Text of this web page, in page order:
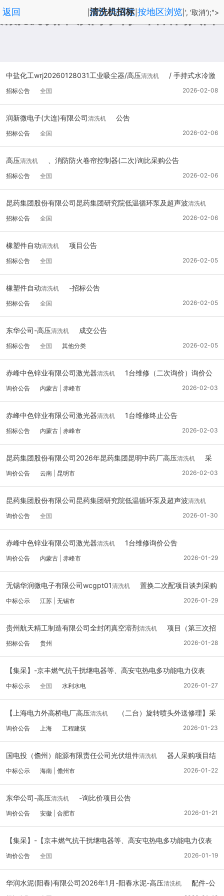
清洗机项目-澳门永利皇宫官网入口
返回 清洗机招标
|按分类浏览 按地区浏览 |', '取消');">
中盐化工wrj20260128031工业吸尘器/高压清洗机
/ 手持式水冷激
光清洗除锈机中选结果公告
2026-02-08
招标公告 全国
润新微电子(大连)有限公司清洗机 公告
2026-02-06
招标公告 全国
高压清洗机 、消防防火卷帘控制器(二次)询比采购公告
2026-02-06
招标公告 全国
昆药集团股份有限公司昆药集团研究院低温循环泵及超声波清洗机
维修变更公告 2026-02-06
招标公告 全国
橡塑件自动清洗机 项目公告
2026-02-05
招标公告 全国
橡塑件自动清洗机 -招标公告
2026-02-05
招标公告 全国
东华公司-高压清洗机 成交公告
2026-02-05
招标公告 全国 其他分类
赤峰中色锌业有限公司激光器清洗机
1台维修（二次询价）询价公
告
2026-02-03
询价公告 内蒙古 赤峰市
赤峰中色锌业有限公司激光器清洗机 1台维修终止公告
2026-02-03
招标公告 内蒙古 赤峰市
昆药集团股份有限公司2026年昆药集团昆明中药厂高压清洗机
采
购公告
2026-02-03
询价公告 云南 昆明市
昆药集团股份有限公司昆药集团研究院低温循环泵及超声波清洗机
维修公告 2026-01-30
询价公告 全国
赤峰中色锌业有限公司激光器清洗机 1台维修询价公告
2026-01-29
询价公告 内蒙古 赤峰市
无锡华润微电子有限公司wcgpt01清洗机
置换二次配项目谈判采购
结果公告
2026-01-29
中标公示 江苏 无锡市
贵州航天精工制造有限公司全封闭真空溶剂清洗机
项目（第三次招
标）-招标公告
2026-01-28
招标公告 贵州
【集采】-京丰燃气抗干扰继电器等、高安屯热电多功能电力仪表
等、京能未来燃气热电便携式管路
2026-01-27
中标公示 全国 水利水电
【上海电力外高桥电厂高压清洗机
（二台）旋转喷头外送修理】采
购公告
2026-01-23
询价公告 上海 工程建筑
国电投（儋州）能源有限责任公司光伏组件清洗机
器人采购项目结
果公告
2026-01-22
中标公示 海南 儋州市
东华公司-高压清洗机 -询比价项目公告
2026-01-21
询价公告 安徽 合肥市
【集采】-【京丰燃气抗干扰继电器等、高安屯热电多功能电力仪表
等、京能未来燃气热电便携式管路
2026-01-19
询价公告 全国
华润水泥(阳春)有限公司2026年1月-阳春水泥-高压清洗机
配件-公